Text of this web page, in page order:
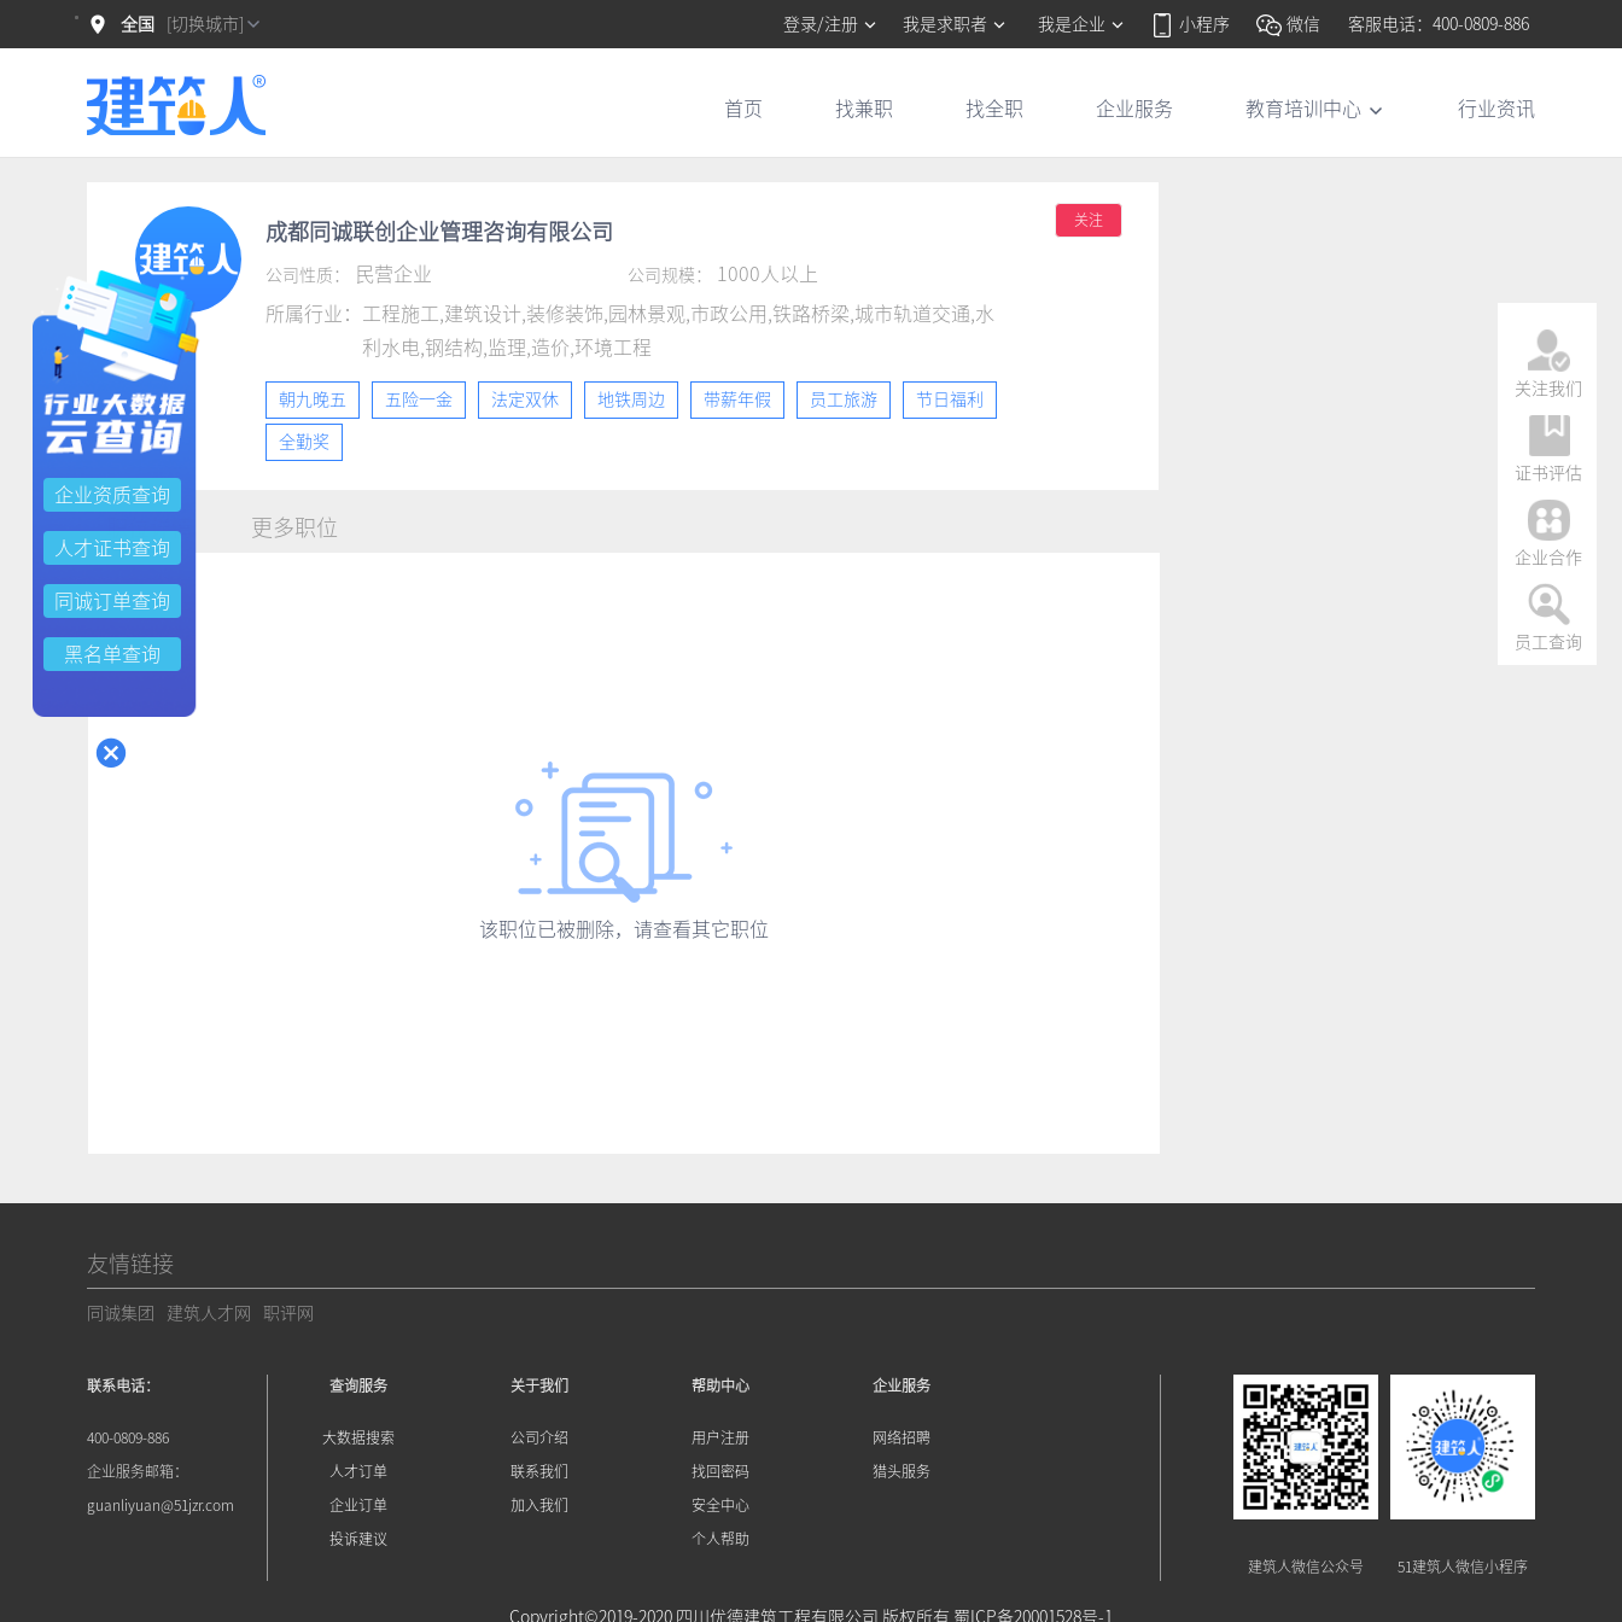
全国 [切换城市] 登录/注册 我是求职者 我是企业 小程序 微信 客服电话：400-0809-886
首页 找兼职 找全职 企业服务 教育培训中心 行业资讯
关注
成都同诚联创企业管理咨询有限公司
公司性质： 民营企业 公司规模： 1000人以上
所属行业：
工程施工,建筑设计,装修装饰,园林景观,市政公用,铁路桥梁,城市轨道交通,水
利水电,钢结构,监理,造价,环境工程
朝九晚五 五险一金 法定双休 地铁周边 带薪年假 员工旅游 节日福利
全勤奖
职位详情 更多职位
该职位已被删除，请查看其它职位
友情链接
同诚集团 建筑人才网 职评网
联系电话：
400-0809-886
企业服务邮箱：
guanliyuan@51jzr.com
查询服务
大数据搜索
人才订单
企业订单
投诉建议
关于我们
公司介绍
联系我们
加入我们
帮助中心
用户注册
找回密码
安全中心
个人帮助
企业服务
网络招聘
猎头服务
建筑人微信公众号 51建筑人微信小程序
Copyright©2019-2020 四川优德建筑工程有限公司 版权所有 蜀ICP备20001528号-1
关注我们
证书评估
企业合作
员工查询
企业资质查询
人才证书查询
同诚订单查询
黑名单查询